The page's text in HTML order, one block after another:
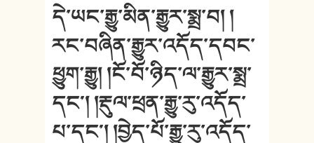
དེ་ཡང་རྒྱུ་མིན་རྒྱུར་སྨྲ་བ། །
རང་བཞིན་རྒྱུར་འདོད་དབང་
ཕྱུག་རྒྱུ། །ངོ་བོ་ཉིད་ལ་རྒྱུར་སྨྲ་
དང༌། །རྡུལ་ཕྲན་རྒྱུ་རུ་འདོད་
པ་དང༌། །བྱེད་པོ་རྒྱུ་རུ་འདོད་